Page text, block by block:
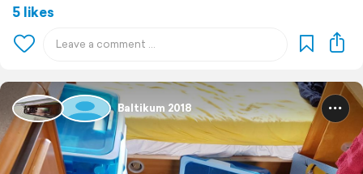
5 likes
Baltikum 2018